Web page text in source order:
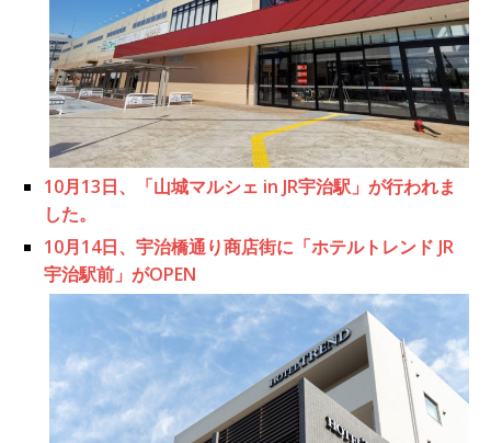
10月13日、「山城マルシェ in JR宇治駅」が行われま
した。
10月14日、宇治橋通り商店街に「ホテルトレンド JR
宇治駅前」がOPEN